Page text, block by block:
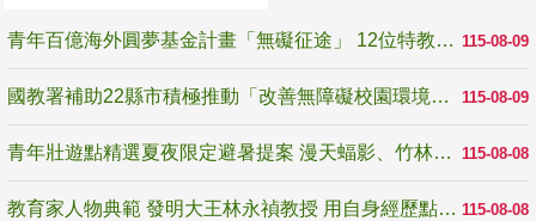
115-08-09
青年百億海外圓夢基金計畫「無礙征途」 12位特教與弱勢青年勇闖西班牙 跨越感官限制見證生命蛻變
115-08-09
國教署補助22縣市積極推動「改善無障礙校園環境計畫」 打造友善、安全、無礙學習空間
115-08-08
青年壯遊點精選夏夜限定避暑提案 漫天蝠影、竹林尋蛙、茶香夜觀 邀青年暮色出發
115-08-08
教育家人物典範 發明大王林永禎教授 用自身經歷點亮學生的路